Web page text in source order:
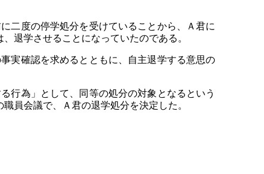
二度の停学処分を受けていることから、Ａ君に
退学させることになっていたのである。
実確認を求めるとともに、自主退学する意思の
行為」として、同等の処分の対象となるという
員会議で、Ａ君の退学処分を決定した。